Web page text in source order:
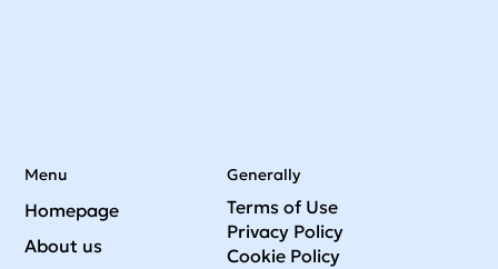
Menu
Homepage
About us
Generally
Terms of Use
Privacy Policy
Cookie Policy